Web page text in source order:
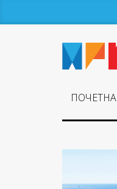
ПОЧЕТНА